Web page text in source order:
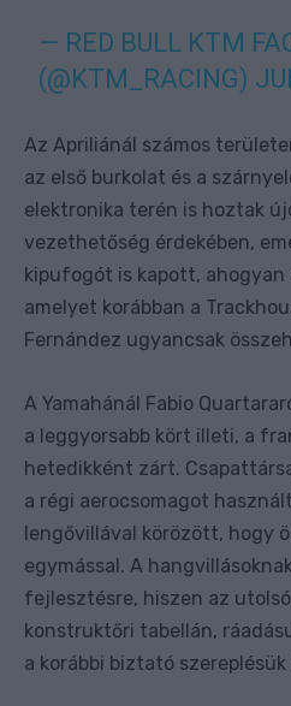
— RED BULL KTM
(@KTM_RACING)
Az Apriliánál számos
az első burkolat és a
elektronika terén is hoztak
vezethetőség érdekében,
kipufogót is kapott, ahogyan
amelyet korábban a
Fernández ugyancsak
A Yamahánál Fabio
a leggyorsabb kört illeti, a
hetedikként zárt.
a régi aerocsomagot
lengővillával körözött, hogy
egymással. A
fejlesztésre, hiszen az
konstruktőri tabellán,
a korábbi biztató